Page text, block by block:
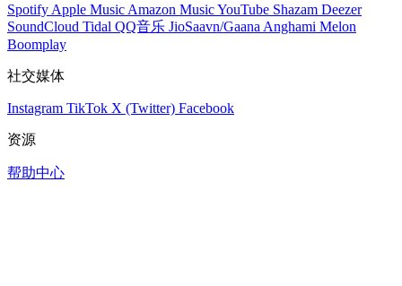
Spotify Apple Music Amazon MusicYouTube Shazam Deezer
SoundCloud Tidal QQ音乐 JioSaavn/Gaana Anghami Melon
Boomplay
社交媒体
Instagram TikTok X (Twitter) Facebook
资源
帮助中心